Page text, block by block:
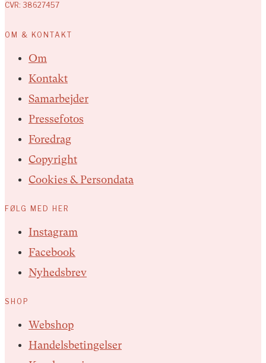
CVR: 38627457
OM & KONTAKT
Om
Kontakt
Samarbejder
Pressefotos
Foredrag
Copyright
Cookies & Persondata
FØLG MED HER
Instagram
Facebook
Nyhedsbrev
SHOP
Webshop
Handelsbetingelser